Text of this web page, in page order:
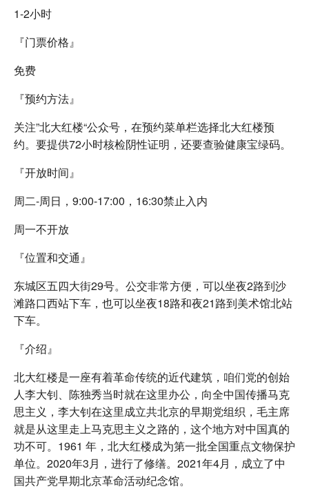
1-2小时
『门票价格』
免费
『预约方法』
关注”北大红楼“公众号，在预约菜单栏选择北大红楼预
约。要提供72小时核检阴性证明，还要查验健康宝绿码。
『开放时间』
周二-周日，9:00-17:00，16:30禁止入内
周一不开放
『位置和交通』
东城区五四大街29号。公交非常方便，可以坐夜2路到沙
滩路口西站下车，也可以坐夜18路和夜21路到美术馆北站
下车。
『介绍』
北大红楼是一座有着革命传统的近代建筑，咱们党的创始
人李大钊、陈独秀当时就在这里办公，向全中国传播马克
思主义，李大钊在这里成立共北京的早期党组织，毛主席
就是从这里走上马克思主义之路的，这个地方对中国真的
功不可。1961 年，北大红楼成为第一批全国重点文物保护
单位。2020年3月，进行了修缮。2021年4月，成立了中
国共产党早期北京革命活动纪念馆。